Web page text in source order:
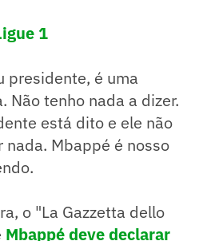
1
presidente, é uma
Não tenho nada a dizer.
está dito e ele não
Mbappé é nosso
o "La Gazzetta dello
Mbappé deve declarar